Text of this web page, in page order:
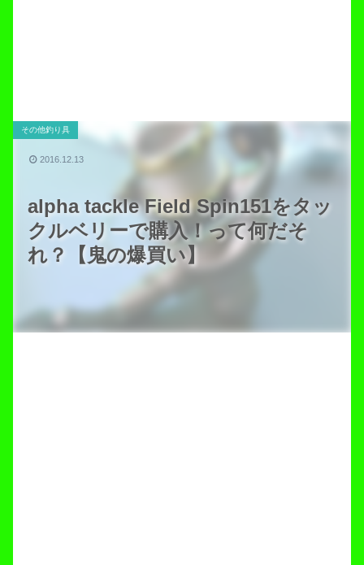
alpha tackle Field Spin151をタッ
クルベリーで購入！って何だそ
れ？【鬼の爆買い】
その他釣り具
2016.12.13